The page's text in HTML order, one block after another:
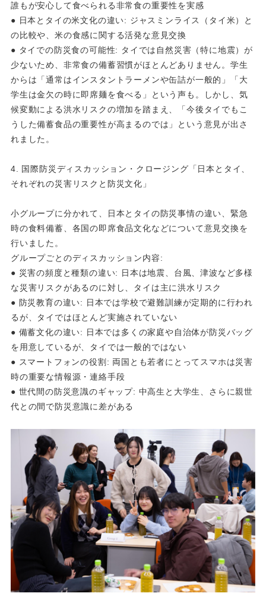
誰もが安心して食べられる非常食の重要性を実感
● 日本とタイの米文化の違い: ジャスミンライス（タイ米）と
の比較や、米の食感に関する活発な意見交換
● タイでの防災食の可能性: タイでは自然災害（特に地震）が
少ないため、非常食の備蓄習慣がほとんどありません。学生
からは「通常はインスタントラーメンや缶詰が一般的」「大
学生は金欠の時に即席麺を食べる」という声も。しかし、気
候変動による洪水リスクの増加を踏まえ、「今後タイでもこ
うした備蓄食品の重要性が高まるのでは」という意見が出さ
れました。
4. 国際防災ディスカッション・クロージング「日本とタイ、
それぞれの災害リスクと防災文化」
小グループに分かれて、日本とタイの防災事情の違い、緊急
時の食料備蓄、各国の即席食品文化などについて意見交換を
行いました。
グループごとのディスカッション内容:
● 災害の頻度と種類の違い: 日本は地震、台風、津波など多様
な災害リスクがあるのに対し、タイは主に洪水リスク
● 防災教育の違い: 日本では学校で避難訓練が定期的に行われ
るが、タイではほとんど実施されていない
● 備蓄文化の違い: 日本では多くの家庭や自治体が防災バッグ
を用意しているが、タイでは一般的ではない
● スマートフォンの役割: 両国とも若者にとってスマホは災害
時の重要な情報源・連絡手段
● 世代間の防災意識のギャップ: 中高生と大学生、さらに親世
代との間で防災意識に差がある